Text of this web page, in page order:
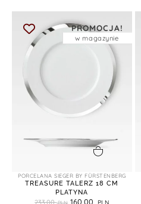
PROMOCJA!
PORCELANA SIEGER BY FÜRSTENBERG
TREASURE TALERZ 18 CM
PLATYNA
233,00
160,00
w magazynie